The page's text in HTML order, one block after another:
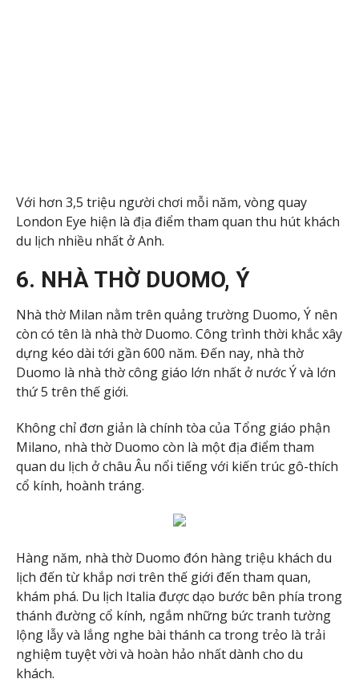
Với hơn 3,5 triệu người chơi mỗi năm, vòng quay
London Eye hiện là địa điểm tham quan thu hút khách
du lịch nhiều nhất ở Anh.
6. NHÀ THỜ DUOMO, Ý
Nhà thờ Milan nằm trên quảng trường Duomo, Ý nên
còn có tên là nhà thờ Duomo. Công trình thời khắc xây
dựng kéo dài tới gần 600 năm. Đến nay, nhà thờ
Duomo là nhà thờ công giáo lớn nhất ở nước Ý và lớn
thứ 5 trên thế giới.
Không chỉ đơn giản là chính tòa của Tổng giáo phận
Milano, nhà thờ Duomo còn là một địa điểm tham
quan du lịch ở châu Âu nổi tiếng với kiến trúc gô-thích
cổ kính, hoành tráng.
Hàng năm, nhà thờ Duomo đón hàng triệu khách du
lịch đến từ khắp nơi trên thế giới đến tham quan,
khám phá. Du lịch Italia được dạo bước bên phía trong
thánh đường cổ kính, ngắm những bức tranh tường
lộng lẫy và lắng nghe bài thánh ca trong trẻo là trải
nghiệm tuyệt vời và hoàn hảo nhất dành cho du
khách.